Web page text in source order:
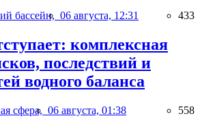
бассейн, 06 августа, 12:31 433
комплексная
последствий и
водного баланса
сфера, 06 августа, 01:38 558